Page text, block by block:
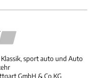
sport auto und Auto
GmbH & Co.KG